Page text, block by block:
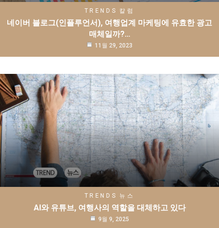
TRENDS 칼럼
네이버 블로그(인플루언서), 여행업계 마케팅에 유효한 광고
매체일까?…
11월 29, 2023
TRENDS 뉴스
AI와 유튜브, 여행사의 역할을 대체하고 있다
9월 9, 2025